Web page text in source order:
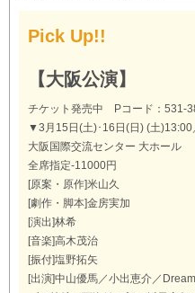
Pick Up!!
【大阪公演】
チケット発売中 Pコード：531-
▼3月15日(土)･16日(日) (土
大阪国際交流センター 大ホール
全席指定-11000円
[原案・原作]米山久
[劇作・脚本]金房実加
[演出]林希
[音楽]高木茂治
[振付]塩野拓矢
[出演]中山優馬／小出恵介／